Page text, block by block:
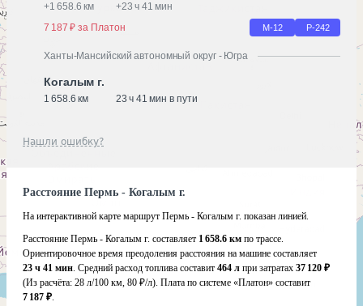
+1 658.6 км +23 ч 41 мин
7 187 ₽ за Платон
М-12 Р-242
Ханты-Мансийский автономный округ - Югра
Когалым г.
1 658.6 км 23 ч 41 мин в пути
Нашли ошибку?
Расстояние Пермь - Когалым г.
На интерактивной карте маршрут Пермь - Когалым г. показан линией.
Расстояние Пермь - Когалым г. составляет 1 658.6 км по трассе.
Ориентировочное время преодоления расстояния на машине составляет
23 ч 41 мин. Средний расход топлива составит 464 л при затратах 37 120 ₽
(Из расчёта: 28 л/100 км, 80 ₽/л). Плата по системе «Платон» составит
7 187 ₽.